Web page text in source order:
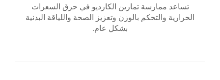
تساعد ممارسة تمارين الكارديو في حرق السعرات
الحرارية والتحكم بالوزن وتعزيز الصحة واللياقة البدنية
بشكل عام.